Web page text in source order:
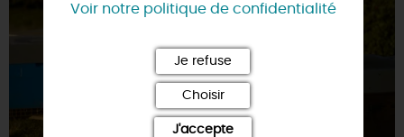
Voir notre politique de confidentialité
Je refuse
Choisir
J'accepte